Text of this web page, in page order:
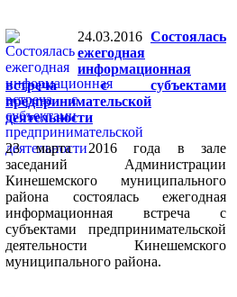
24.03.2016 Состоялась
ежегодная
информационная
встреча с субъектами
предпринимательской
деятельности
23 марта 2016 года в зале
заседаний Администрации
Кинешемского муниципального
района состоялась ежегодная
информационная встреча с
субъектами предпринимательской
деятельности Кинешемского
муниципального района.